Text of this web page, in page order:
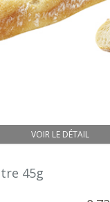
VOIR LE DÉTAIL
45g